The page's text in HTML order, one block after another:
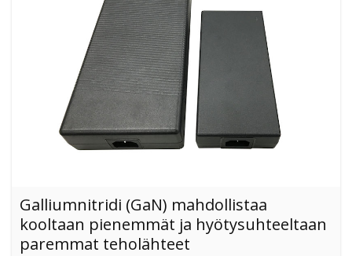
Galliumnitridi (GaN) mahdollistaa
kooltaan pienemmät ja hyötysuhteeltaan
paremmat teholähteet